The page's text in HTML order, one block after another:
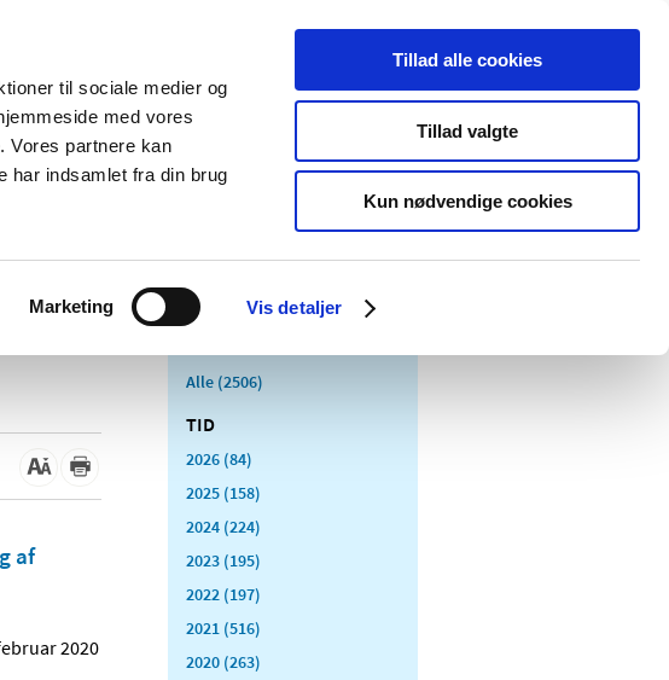
til sociale medier og
med vores
Vores partnere kan
har indsamlet fra din brug
Marketing Vis detaljer
Tillad alle cookies
Tillad valgte
Kun nødvendige cookies
Kontakt Udgivelser
af
Medicinsk
Særlige
produktområder
af
2020
Alle (2506)
TID
2026 (84)
2025 (158)
2024 (224)
2023 (195)
2022 (197)
2021 (516)
2020 (263)